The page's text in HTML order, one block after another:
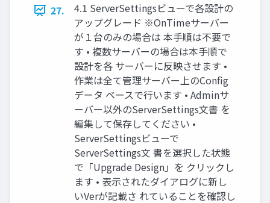
27.
4.1 ServerSettingsビューで各設計の
アップグレード ※OnTimeサーバー
が１台のみの場合は 本手順は不要で
す • 複数サーバーの場合は本手順で
設計を各 サーバーに反映させます •
作業は全て管理サーバー上のConfig
データ ベースで行います • Adminサ
ーバー以外のServerSettings文書 を
編集して保存してください •
ServerSettingsビューで
ServerSettings文 書を選択した状態
で「Upgrade Design」を クリックし
ます • 表示されたダイアログに新し
いVerが記載さ れていることを確認し